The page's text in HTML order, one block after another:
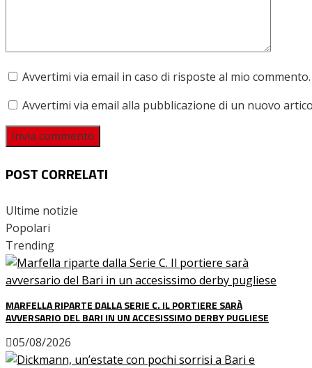
Avvertimi via email in caso di risposte al mio commento.
Avvertimi via email alla pubblicazione di un nuovo
POST CORRELATI
Ultime notizie
Popolari
Trending
MARFELLA RIPARTE DALLA SERIE C. IL PORTIERE SARÀ
AVVERSARIO DEL BARI IN UN ACCESISSIMO DERBY PUGLIESE
05/08/2026